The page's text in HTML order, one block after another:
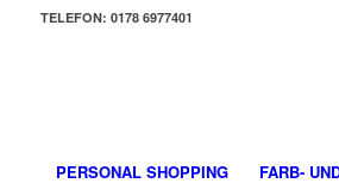
TELEFON: 0178 6977401
PERSONAL SHOPPING FARB-